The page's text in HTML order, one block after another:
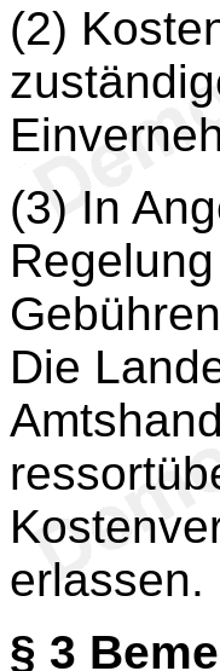
(2)
(3) In
Die
erlassen.
§ 3